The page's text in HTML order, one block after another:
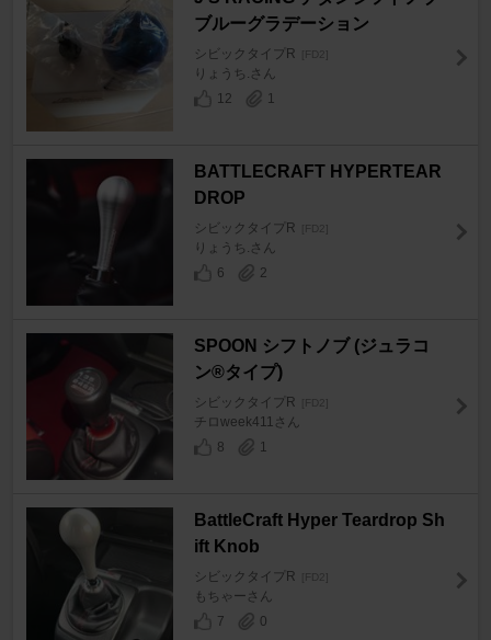
ブルーグラデーション
シビックタイプR [FD2]
りょうち.さん
12
1
BATTLECRAFT HYPERTEAR
DROP
シビックタイプR [FD2]
りょうち.さん
6
2
SPOON シフトノブ (ジュラコ
ン®タイプ)
シビックタイプR [FD2]
チロweek411さん
8
1
BattleCraft Hyper Teardrop Sh
ift Knob
シビックタイプR [FD2]
もちゃーさん
7
0